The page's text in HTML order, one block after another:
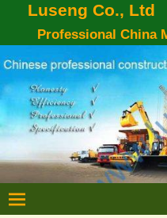
Luseng Co., Ltd
Professional China